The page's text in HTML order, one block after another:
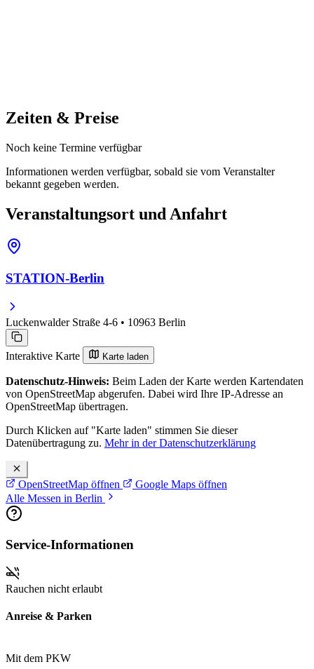
Zeiten & Preise
Noch keine Termine verfügbar
Informationen werden verfügbar, sobald sie vom Veranstalter
bekannt gegeben werden.
Veranstaltungsort und Anfahrt
STATION-Berlin
Luckenwalder Straße 4-6 • 10963 Berlin
Interaktive Karte Karte laden
Datenschutz-Hinweis: Beim Laden der Karte werden Kartendaten
von OpenStreetMap abgerufen. Dabei wird Ihre IP-Adresse an
OpenStreetMap übertragen.
Durch Klicken auf "Karte laden" stimmen Sie dieser
Datenübertragung zu. Mehr in der Datenschutzerklärung
OpenStreetMap öffnen
Google Maps öffnen
Alle Messen in Berlin
Service-Informationen
Rauchen nicht erlaubt
Anreise & Parken
Mit dem PKW